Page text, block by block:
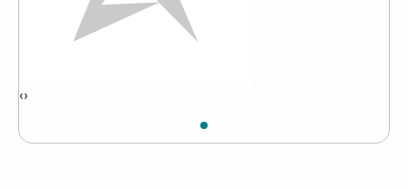
‹›